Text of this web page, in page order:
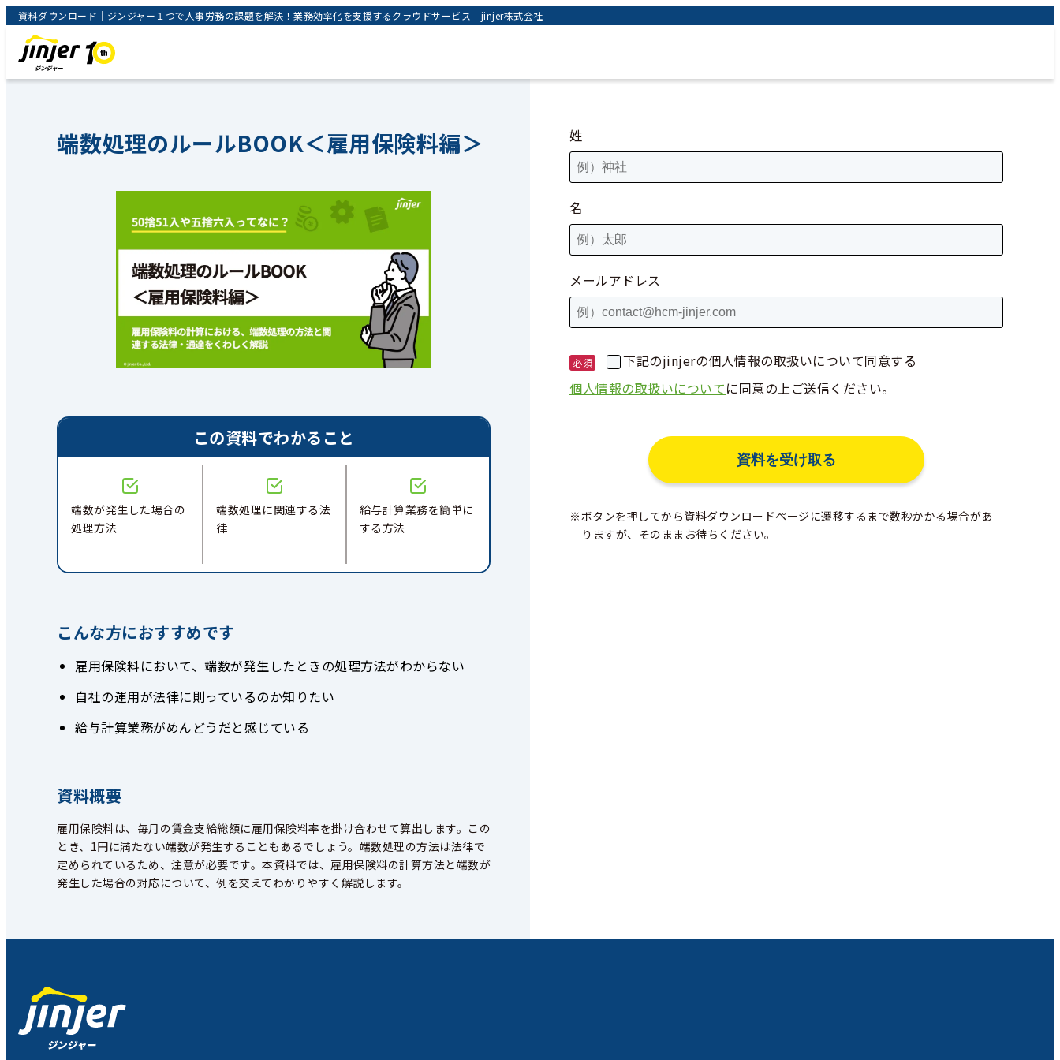
資料ダウンロード｜ジンジャー１つで人事労務の課題を解決！業務効率化を支援するクラウドサービス｜jinjer株式会社
端数処理のルールBOOK＜雇用保険料編＞
この資料でわかること
端数が発⽣した場合の
処理⽅法
端数処理に関連する法
律
給与計算業務を簡単に
する⽅法
こんな方におすすめです
雇用保険料において、端数が発生したときの処理方法がわからない
自社の運用が法律に則っているのか知りたい
給与計算業務がめんどうだと感じている
資料概要
雇用保険料は、毎月の賃金支給総額に雇用保険料率を掛け合わせて算出します。この
とき、1円に満たない端数が発生することもあるでしょう。端数処理の方法は法律で
定められているため、注意が必要です。本資料では、雇用保険料の計算方法と端数が
発生した場合の対応について、例を交えてわかりやすく解説します。
姓
名
メールアドレス
下記のjinjerの個人情報の取扱いについて同意する
個人情報の取扱いについてに同意の上ご送信ください。
※ボタンを押してから資料ダウンロードページに遷移するまで数秒かかる場合があ
りますが、そのままお待ちください。